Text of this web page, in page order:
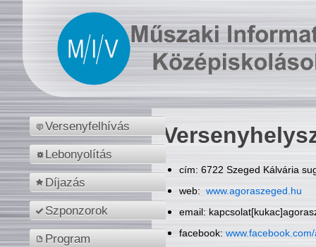
Versenyfelhívás
Lebonyolítás
Díjazás
Szponzorok
Program
cím: 6722 Szeged Kálvária
web: www.agoraszeged.hu
email:
facebook: